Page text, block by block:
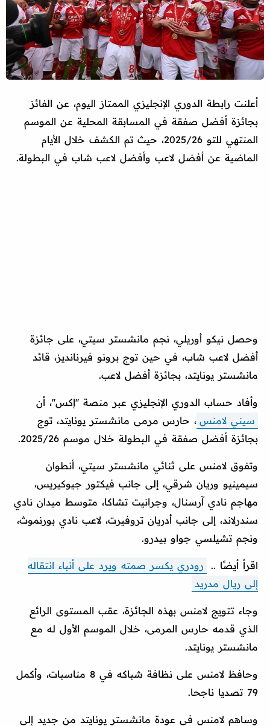
أعلنت رابطة الدوري الإنجليزي الممتاز اليوم، عن الفائز
بجائزة أفضل صفقة في المسابقة المحلية عن الموسم
المنتهي للتو 2025/26، حيث تم الكشف خلال الأيام
الماضية عن أفضل لاعب وأفضل لاعب شاب في البطولة.
وحصل نيكو أوريلي، نجم مانشستر سيتي، على جائزة
أفضل لاعب شاب، في حين توج برونو فيرنانديز، قائد
مانشستر يونايتد، بجائزة أفضل لاعب.
وأفاد حساب الدوري الإنجليزي عبر منصة ''إكس''، أن
سيني لامنس ، حارس مرمى مانشستر يونايتد، توج
بجائزة أفضل صفقة في البطولة خلال موسم 2025/26.
وتفوق لامنس على ثنائي مانشستر سيتي، أنطوان
سيمينيو وريان شرقي، إلى جانب فيكتور جيوكيريس،
مهاجم نادي آرسنال، وجرانيت تشاكا، متوسط ميدان نادي
سندرلاند، إلى جانب أدريان تروفيرت، لاعب نادي بورنموث،
ونجم تشيلسي جواو بيدرو.
اقرأ أيضًا ..
رودري يكسر صمته ويرد على أنباء انتقاله
إلى ريال مدريد
وجاء تتويج لامنس بهذه الجائزة، عقب المستوى الرائع
الذي قدمه حارس المرمى، خلال الموسم الأول له مع
مانشستر يونايتد.
وحافظ لامنس على نظافة شباكه في 8 مناسبات، وأكمل
79 تصديا ناجحا.
وساهم لامنس في عودة مانشستر يونايتد من جديد إلى